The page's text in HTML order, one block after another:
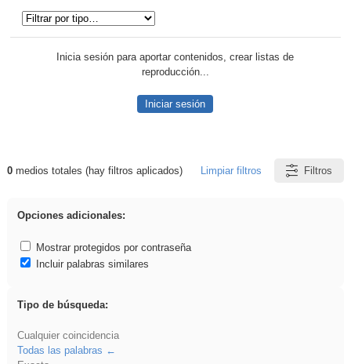
Inicia sesión para aportar contenidos, crear listas de
reproducción...
Iniciar sesión
Resultados de: Oral
0medios totales (hay filtros aplicados) Limpiar filtros Filtros
Opciones adicionales:
Mostrar protegidos por contraseña
Incluir palabras similares
Tipo de búsqueda:
Cualquier coincidencia
Todas las palabras